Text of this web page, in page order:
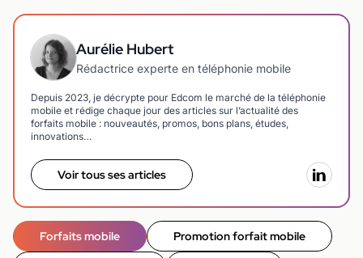
Aurélie Hubert
Rédactrice experte en téléphonie mobile
Depuis 2023, je décrypte pour Edcom le marché de la téléphonie
mobile et rédige chaque jour des articles sur l’actualité des
forfaits mobile : nouveautés, promos, bons plans, études,
innovations…
Voir tous ses articles
Forfaits mobile Promotion forfait mobile